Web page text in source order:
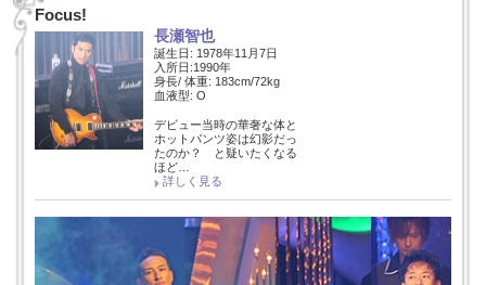
Focus!
長瀬智也
誕生日: 1978年11月7日
入所日:1990年
身長/ 体重: 183cm/72kg
血液型: O
デビュー当時の華奢な体と
ホットパンツ姿は幻影だっ
たのか？ と疑いたくなる
ほど…
詳しく見る